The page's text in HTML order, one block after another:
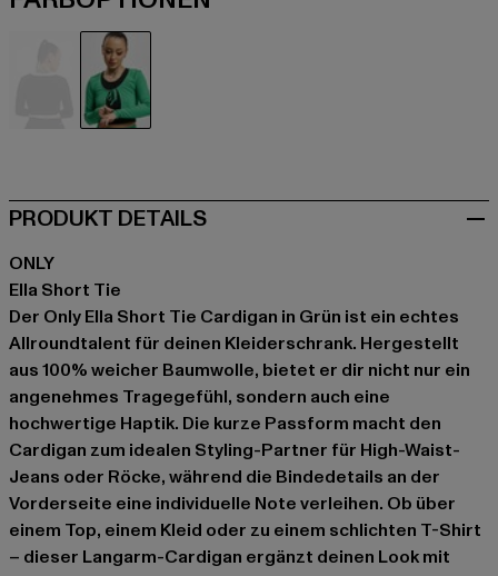
PRODUKT DETAILS
ONLY
Ella Short Tie
Der Only Ella Short Tie Cardigan in Grün ist ein echtes
Allroundtalent für deinen Kleiderschrank. Hergestellt
aus 100% weicher Baumwolle, bietet er dir nicht nur ein
angenehmes Tragegefühl, sondern auch eine
hochwertige Haptik. Die kurze Passform macht den
Cardigan zum idealen Styling-Partner für High-Waist-
Jeans oder Röcke, während die Bindedetails an der
Vorderseite eine individuelle Note verleihen. Ob über
einem Top, einem Kleid oder zu einem schlichten T-Shirt
– dieser Langarm-Cardigan ergänzt deinen Look mit